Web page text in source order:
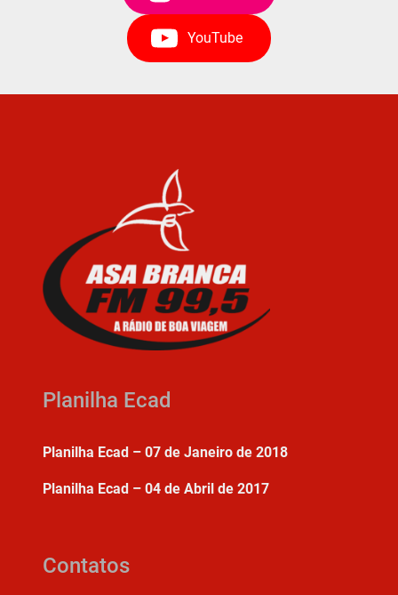
YouTube
Planilha Ecad
Planilha Ecad – 07 de Janeiro de 2018
Planilha Ecad – 04 de Abril de 2017
Contatos